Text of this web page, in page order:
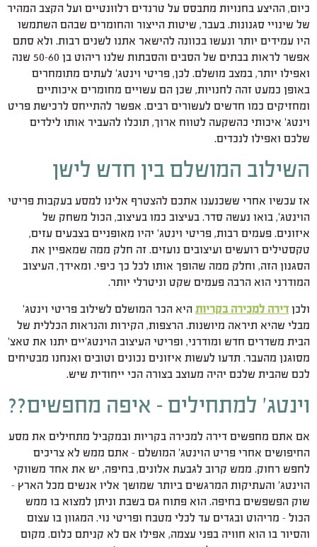
כיום, ההיצע בחנויות מתבסס על טרנדים רלוונטיים ועל הקצב המהיר
של שינויי סגנונות. בעבר, שיטות הייצור והחומרים שבהם השתמשו
היו עמידים יותר ונעשו בכוונה להישאר אתנו לשנים רבות. ולא סתם
אפשר לראות בבתים של הסבים והסבתות שלנו ריהוט בן 50-60 שנה
ואפילו יותר, במצב מושלם. לכן, פריטי וינטג' לעתים מתומחרים
באופן כמעט זהה לחנויות, שכן הם עשויים מחומרים איכותיים
ומחזיקים כמו חדשים לעשורים רבים. אפשר להתייחס לרכישת פריט
וינטג' איכותי כהשקעה לטווח ארוך, תוכלו להעביר אותו לילדים
שלכם ואפילו לנכדים.
השילוב המושלם בין חדש לישן
אז עכשיו אחרי ששכנענו אתכם להצטרף אלינו למסע בעקבות פריטי
הוינטג', בואו נעשה סדר. בעיצוב כמו בעיצוב, הכול משחק של
איזונים. פעמים רבות, פריטי וינטג' יהיו מאופניים בצבעים עזים,
טקסטילים רועשים ועיצובים נועזים. זה חלק ממה שמאפיין את
הסגנון הזה, וחלק ממה שהופך אותו לכל כך כיפי. ומאידך, העיצוב
המודרני הוא הרבה פעמים שקט וניטרלי יותר.
ולכןדירה למכירה בקריות היא הכר המושלם לשילוב פריטי וינטג'
מבלי שהיא תיראה מיושנות. הרצפות, הקירות והנראות הכללית של
הבית משדרים חדש ומודרני, ופריטי העיצוב הוינטג'יים יתנו את טאצ'
מסוגנן מהעבר. תדעו לעשות איזונים נכונים וטובים ואנחנו מבטיחים
לכם שהבית שלכם יהיה מעוצב בצורה הכי ייחודית שיש.
וינטג' למתחילים – איפה מחפשים??
אם אתם מחפשים דירה למכירה בקריות ובמקביל מתחילים את מסע
החיפושים אחרי פריט הוינטג' המושלם – אתם ממש לא צריכים
לחפש רחוק. ממש קרוב לגבעת אלונים, בחיפה, יש את אחד משווקי
הוינטג' והעתיקות המרגשים ביותר שמושך אליו אנשים מכל הארץ –
שוק הפשפשים בחיפה. הוא פתוח גם בשבת וניתן למצוא בו ממש
הכול – מריהוט ובגדים עד לכלי מטבח ופריטי נוי. המגוון בו עצום
והסיור בו הוא חוויה בפני עצמה, אפילו אם לא קניתם כלום. מקום